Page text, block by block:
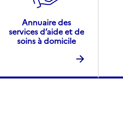
Annuaire des
services d’aide et de
soins à domicile